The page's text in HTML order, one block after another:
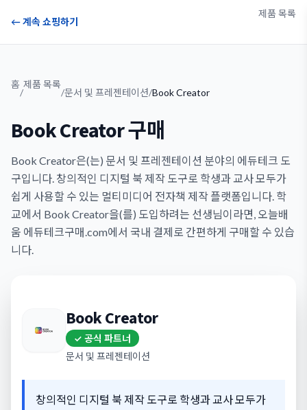
← 계속 쇼핑하기
제품 목록
홈
/
제품 목록
/문서 및 프레젠테이션/Book Creator
Book Creator 구매
Book Creator은(는) 문서 및 프레젠테이션 분야의 에듀테크 도
구입니다. 창의적인 디지털 북 제작 도구로 학생과 교사 모두가
쉽게 사용할 수 있는 멀티미디어 전자책 제작 플랫폼입니다. 학
교에서 Book Creator을(를) 도입하려는 선생님이라면, 오늘배
움 에듀테크구매.com에서 국내 결제로 간편하게 구매할 수 있습
니다.
Book Creator
✓ 공식 파트너
문서 및 프레젠테이션
창의적인 디지털 북 제작 도구로 학생과 교사 모두가